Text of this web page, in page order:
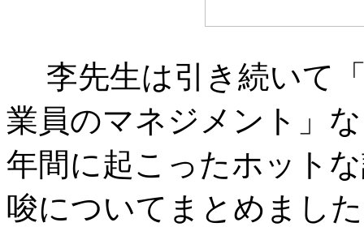
李先生は引き続いて
業員のマネジメント」
年間に起こったホット
唆についてまとめまし